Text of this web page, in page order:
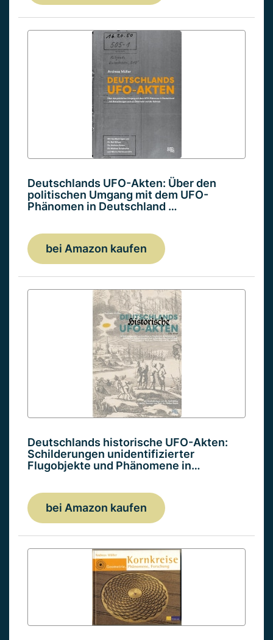
Deutschlands UFO-Akten: Über den
politischen Umgang mit dem UFO-
Phänomen in Deutschland …
bei Amazon kaufen
Deutschlands historische UFO-Akten:
Schilderungen unidentifizierter
Flugobjekte und Phänomene in…
bei Amazon kaufen